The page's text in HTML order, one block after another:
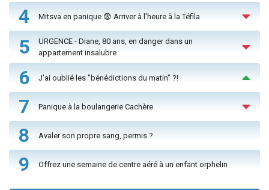
4 Mitsva en panique 😨 Arriver à l'heure à la Téfila
5
URGENCE - Diane, 80 ans, en danger dans un
appartement insalubre
6 J'ai oublié les "bénédictions du matin" ?!
7 Panique à la boulangerie Cachère
8 Avaler son propre sang, permis ?
9 Offrez une semaine de centre aéré à un enfant orphelin